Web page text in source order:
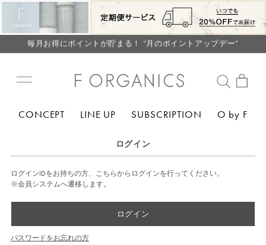
【重要】F ORGANICS Websiteの統合に関するお知らせ
【重要】お盆期間中のお問い合わせと商品配送に関しまして
毎月お得にポイントが貯まる！ “月のポイントアップデー”
【重要】F ORGANICS Websiteの統合に関するお知らせ
毎月お得にポイントが貯まる！ “月のポイントアップデー”
CONCEPT LINE UP SUBSCRIPTION O by F
ログイン
ログインIDをお持ちの方、こちらからログインを行ってください。
※会員システムへ遷移します。
ログイン
パスワードをお忘れの方